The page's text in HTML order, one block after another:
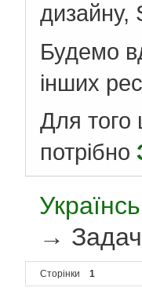
дизайну,
Будемо
інших
Для того
потрібно
→
Сторінки 1